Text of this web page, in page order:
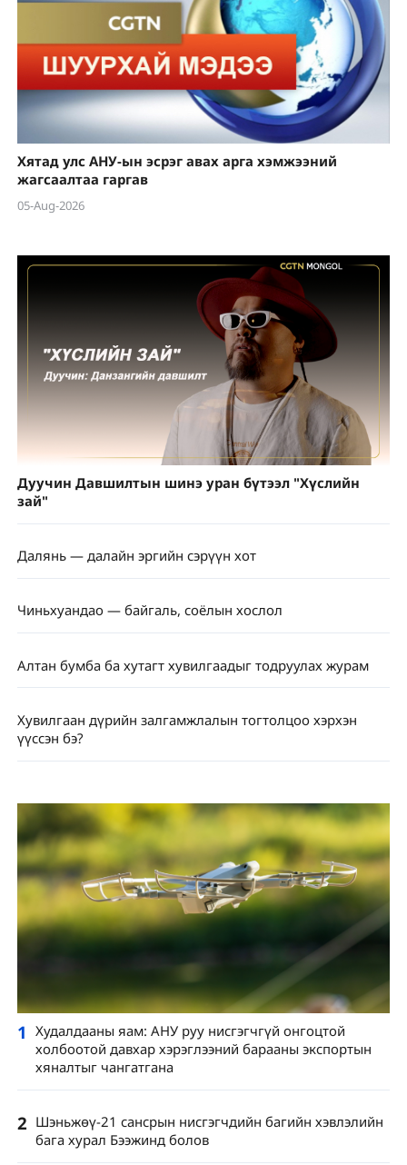
Хятад улс АНУ-ын эсрэг авах арга хэмжээний
жагсаалтаа гаргав
05-Aug-2026
Дуучин Давшилтын шинэ уран бүтээл "Хүслийн
зай"
Далянь — далайн эргийн сэрүүн хот
Чиньхуандао — байгаль, соёлын хослол
Алтан бумба ба хутагт хувилгаадыг тодруулах журам
Хувилгаан дүрийн залгамжлалын тогтолцоо хэрхэн
үүссэн бэ?
1 Худалдааны яам: АНУ руу нисгэгчгүй онгоцтой
холбоотой давхар хэрэглээний барааны экспортын
хяналтыг чангатгана
2 Шэньжөү-21 сансрын нисгэгчдийн багийн хэвлэлийн
бага хурал Бээжинд болов